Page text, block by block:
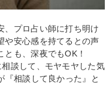
、プロ占い師に打ち明け
や安心感を持てるとの声
も、深夜でもOK！
談して、モヤモヤした気
『相談して良かった』と